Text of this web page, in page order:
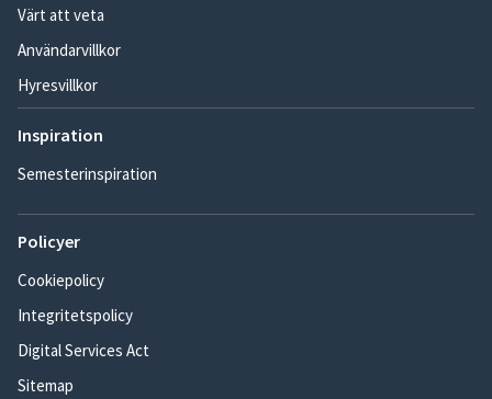
Värt att veta
Användarvillkor
Hyresvillkor
Inspiration
Semesterinspiration
Policyer
Cookiepolicy
Integritetspolicy
Digital Services Act
Sitemap